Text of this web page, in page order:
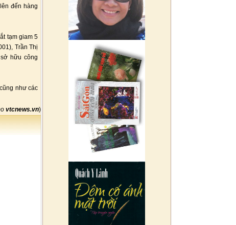
đến hàng
tạm giam 5
Trần Thị
hữu công
như các
vtcnews.vn)